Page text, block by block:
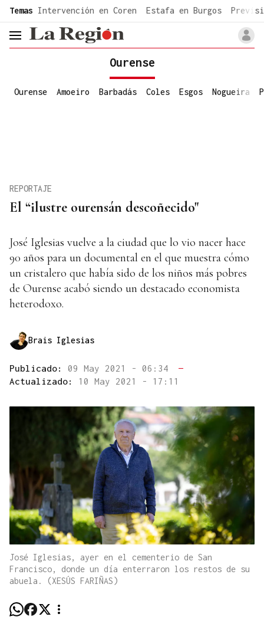
common.go-to-content
Temas Intervención en Coren Estafa en Burgos
header.menu.open
Ourense
Ourense Amoeiro Barbadás Coles Esgos Nogueira
El “ilustre ourensán descoñecido"
REPORTAJE
José Iglesias vuelve a la ciudad que lo vio nacer hace
90 años para un documental en el que muestra cómo
un cristalero que había sido de los niños más pobres
de Ourense acabó siendo un destacado economista
heterodoxo.
Brais Iglesias
Publicado: 09 May 2021 - 06:34
—
Actualizado: 10 May 2021 - 17:11
José Iglesias, ayer en el cementerio de San
Francisco, donde un día enterraron los restos de su
abuela. (XESÚS FARIÑAS)